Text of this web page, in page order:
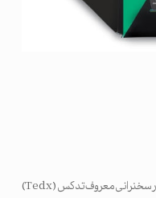
همانطور که سایمون سینک (Simon Sinek) در سخنرانی معروف تدکس (Tedx)